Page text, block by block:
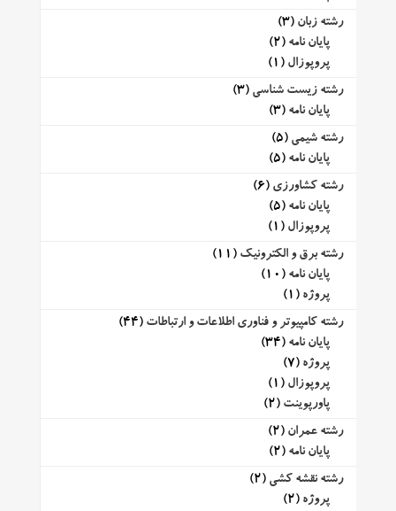
رشته زبان (3)
پایان نامه (2)
پروپوزال (1)
رشته زیست شناسی (3)
پایان نامه (3)
رشته شیمی (5)
پایان نامه (5)
رشته کشاورزی (6)
پایان نامه (5)
پروپوزال (1)
رشته برق و الکترونیک (11)
پایان نامه (10)
پروژه (1)
رشته کامپیوتر و فناوری اطلاعات و ارتباطات (44)
پایان نامه (34)
پروژه (7)
پروپوزال (1)
پاورپوینت (2)
رشته عمران (2)
پایان نامه (2)
رشته نقشه کشی (2)
پروژه (2)